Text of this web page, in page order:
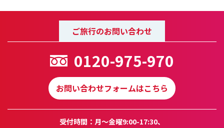
ご旅行のお問い合わせ
0120-975-970
お問い合わせフォームはこちら
受付時間：月～金曜9:00-17:30、